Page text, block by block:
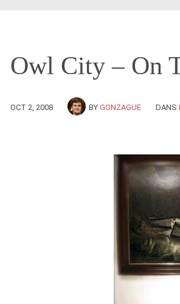
Owl City – On
OCT 2, 2008 BY GONZAGUE DANS